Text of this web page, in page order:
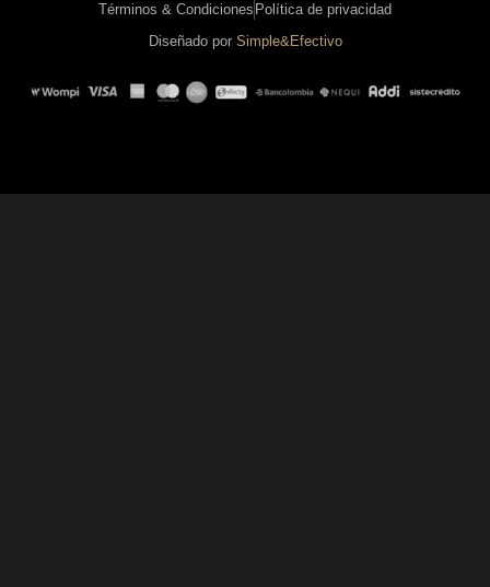
Términos & Condiciones Política de privacidad
Diseñado por Simple&Efectivo